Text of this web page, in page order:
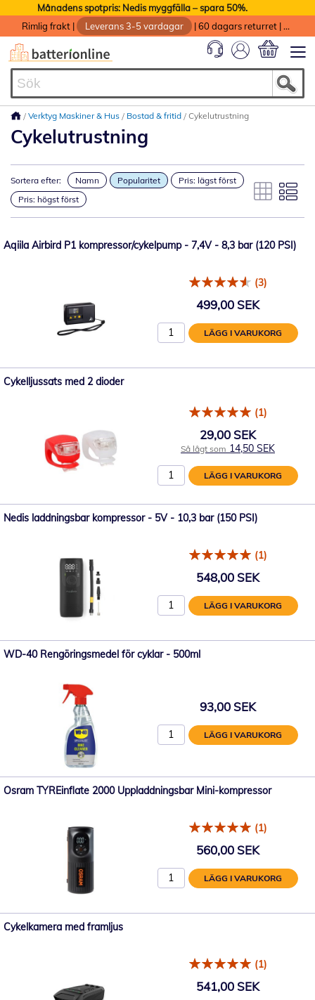
Månadens spotpris: Nedis myggfälla – spara 50%.
Rimlig frakt | Leverans 3-5 vardagar |60 dagars returret |
Verktyg Maskiner & Hus Bostad & fritid Cykelutrustning
Cykelutrustning
Sortera efter: Namn Popularitet
Pris: lägst först
Pris: högst först
Aqiila Airbird P1 kompressor/cykelpump - 7,4V - 8,3 bar (120 PSI)
(3)
499,00 SEK
LÄGG I VARUKORG
Cykelljussats med 2 dioder
(1)
29,00 SEK
Så lågt som 14,50 SEK
LÄGG I VARUKORG
Nedis laddningsbar kompressor - 5V - 10,3 bar (150 PSI)
(1)
548,00 SEK
LÄGG I VARUKORG
WD-40 Rengöringsmedel för cyklar - 500ml
93,00 SEK
LÄGG I VARUKORG
Osram TYREinflate 2000 Uppladdningsbar Mini-kompressor
(1)
560,00 SEK
LÄGG I VARUKORG
Cykelkamera med framljus
(1)
541,00 SEK